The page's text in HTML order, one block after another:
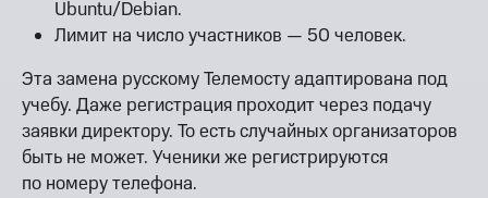
Ubuntu/Debian.
Лимит на число участников — 50 человек.
Эта замена русскому Телемосту адаптирована под
учебу. Даже регистрация проходит через подачу
заявки директору. То есть случайных организаторов
быть не может. Ученики же регистрируются
по номеру телефона.